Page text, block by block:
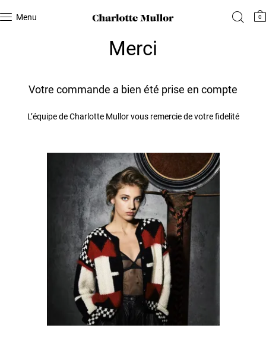
Menu 0
Merci
Votre commande a bien été prise en compte
L’équipe de Charlotte Mullor vous remercie de votre fidelité